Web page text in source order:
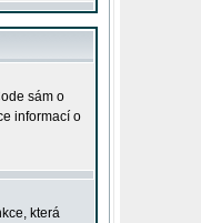
sám o
informací o
která